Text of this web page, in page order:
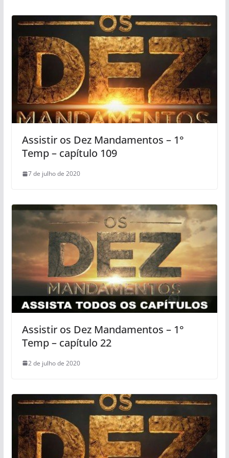
Assistir os Dez Mandamentos – 1°
Temp – capítulo 109
7 de julho de 2020
Assistir os Dez Mandamentos – 1°
Temp – capítulo 22
2 de julho de 2020